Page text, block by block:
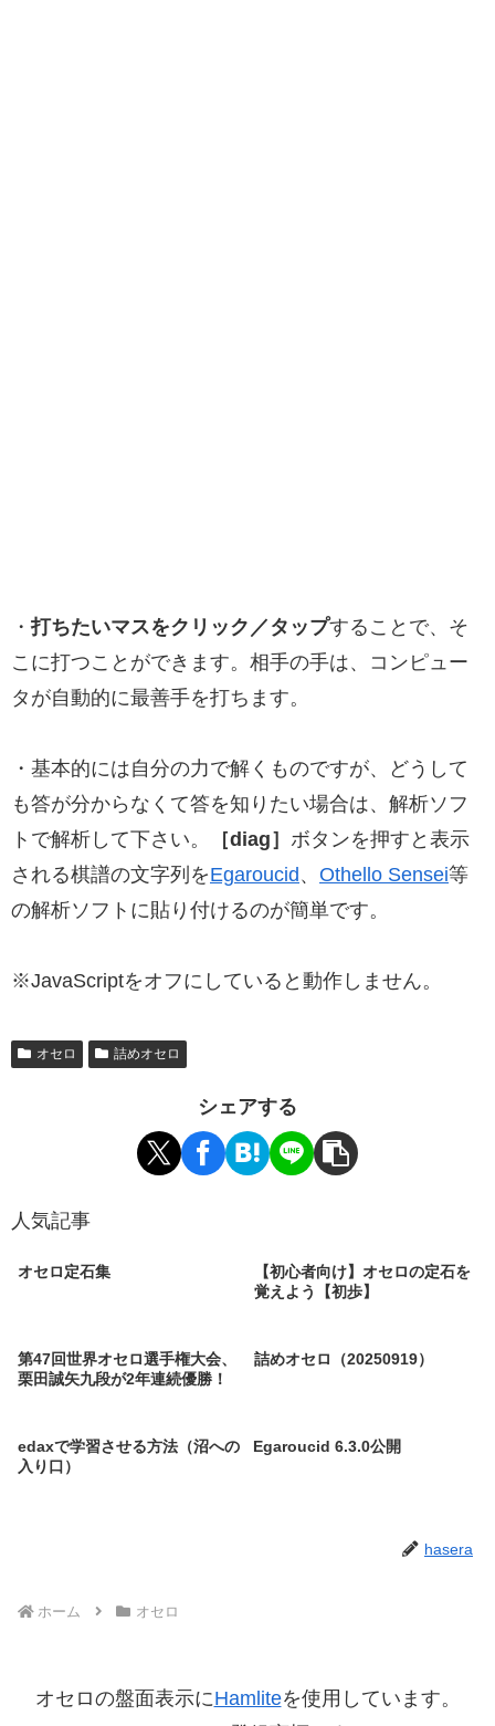
・打ちたいマスをクリック／タップすることで、そ
こに打つことができます。相手の手は、コンピュー
タが自動的に最善手を打ちます。
・基本的には自分の力で解くものですが、どうして
も答が分からなくて答を知りたい場合は、解析ソフ
トで解析して下さい。
［diag］ ボタンを押すと表示
される棋譜の文字列をEgaroucid 、 Othello Sensei等
の解析ソフトに貼り付けるのが簡単です。
※JavaScriptをオフにしていると動作しません。
オセロ 詰めオセロ
シェアする
人気記事
オセロ定石集
【初心者向け】オセロの定石を
覚えよう【初歩】
第47回世界オセロ選手権大会、
栗田誠矢九段が2年連続優勝！
詰めオセロ（20250919）
edaxで学習させる方法（沼への
入り口）
Egaroucid 6.3.0公開
hasera
ホーム オセロ
オセロの盤面表示にHamliteを使用しています。